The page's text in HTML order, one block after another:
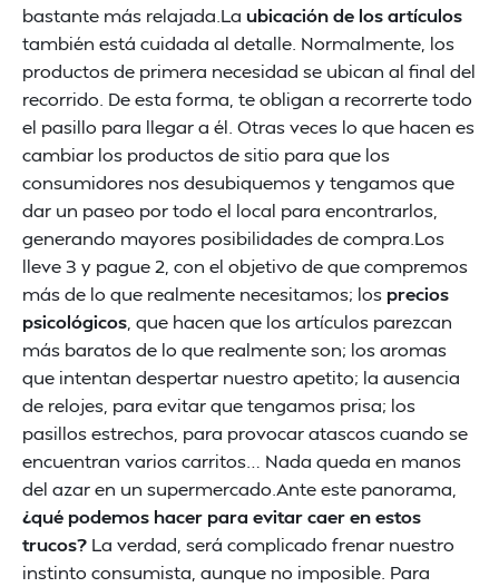
bastante más relajada.La ubicación de los artículos
también está cuidada al detalle. Normalmente, los
productos de primera necesidad se ubican al final del
recorrido. De esta forma, te obligan a recorrerte todo
el pasillo para llegar a él. Otras veces lo que hacen es
cambiar los productos de sitio para que los
consumidores nos desubiquemos y tengamos que
dar un paseo por todo el local para encontrarlos,
generando mayores posibilidades de compra.Los
lleve 3 y pague 2, con el objetivo de que compremos
más de lo que realmente necesitamos; los precios
psicológicos , que hacen que los artículos parezcan
más baratos de lo que realmente son; los aromas
que intentan despertar nuestro apetito; la ausencia
de relojes, para evitar que tengamos prisa; los
pasillos estrechos, para provocar atascos cuando se
encuentran varios carritos… Nada queda en manos
del azar en un supermercado.Ante este panorama,
¿qué podemos hacer para evitar caer en estos
trucos? La verdad, será complicado frenar nuestro
instinto consumista, aunque no imposible. Para